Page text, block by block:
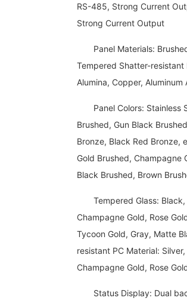
RS-485, Strong Current
Strong Current Output
Panel Materials:
Tempered Shatter-resistant
Alumina, Copper, Aluminum
Panel Colors: Stainless
Brushed, Gun Black
Bronze, Black Red Bronze,
Gold Brushed, Champagne
Black Brushed, Brown
Tempered Glass: Black,
Champagne Gold, Rose
Tycoon Gold, Gray, Matte
resistant PC Material:
Champagne Gold, Rose
Status Display: Dual